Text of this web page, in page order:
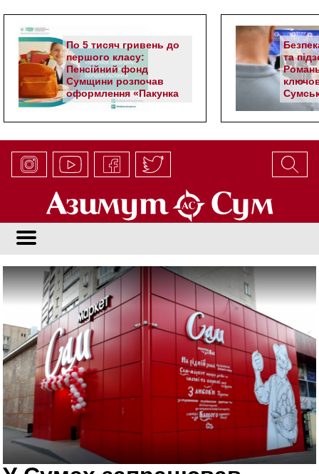
По 5 тисяч гривень до
першого класу:
Пенсійний фонд
Сумщини розпочав
оформлення «Пакунка
школяра»
та